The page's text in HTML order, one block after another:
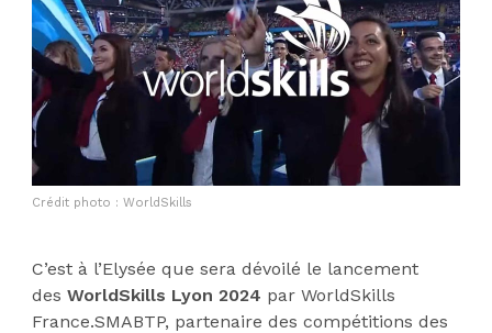
Crédit photo : WorldSkills
C’est à l’Elysée que sera dévoilé le lancement
des WorldSkills Lyon 2024 par WorldSkills
France.SMABTP, partenaire des compétitions des